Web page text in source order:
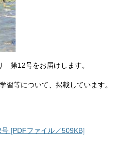
第12号をお届けします。
習等について、掲載しています。
[PDFファイル／509KB]